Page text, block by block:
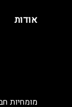
אודות
מומחיות